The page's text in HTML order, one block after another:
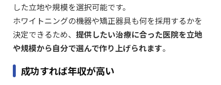
した立地や規模を選択可能です。
ホワイトニングの機器や矯正器具も何を採用するかを
決定できるため、 提供したい治療に合った医院を立地
や規模から自分で選んで作り上げられます。
成功すれば年収が高い